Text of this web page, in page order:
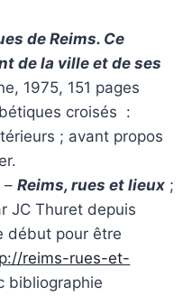
de Reims. Ce
de la ville et de ses
1975, 151 pages
croisés :
; avant propos
–Reims, rues et lieux ;
JC Thuret depuis
début pour être
reims-rues-et-
bibliographie